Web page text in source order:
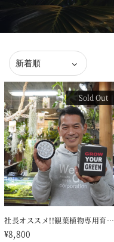
Sold Out
社長オススメ!!観葉植物専用育…
¥8,800